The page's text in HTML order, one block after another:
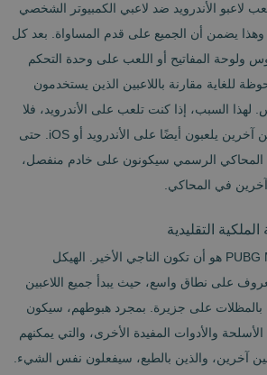
لاعبو الأندرويد ضد لاعبي الكمبيوتر الشخصي
أو Xbox أو PlayStation. وهذا يضمن أن الجميع على قدم المساواة. بعد كل
ولوحة المفاتيح أو اللعب على وحدة التحكم
للغاية مقارنة باللاعبين الذين يستخدمون
لهذا السبب، إذا كنت تلعب على الأندرويد، فلا
يمكنك اللعب إلا ضد لاعبين آخرين يلعبون أيضًا على الأندرويد أو iOS. حتى
المحاكي الرسمي سيكونون على خادم منفصل،
في المحاكي.
التقليدية
الهدف النهائي لPUBG MOBILE هو أن تكون الناجي الأخير. الهيكل
على نطاق واسع، حيث يبدأ جميع اللاعبين
بالمظلات على جزيرة. بمجرد هبوطهم، سيكون
والأدوات المفيدة الأخرى، والتي يمكنهم
آخرين، والذين بالطبع، سيفعلون نفس الشيء.